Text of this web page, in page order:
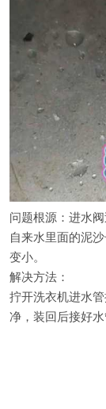
问题根源：进水
自来水里面的泥
变小。
解决方法：
拧开洗衣机进水
净，装回后接好水